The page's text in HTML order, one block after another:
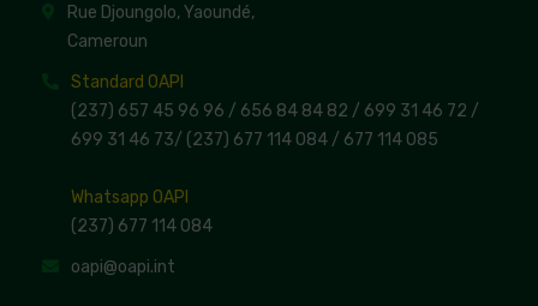
Rue Djoungolo, Yaoundé,
Cameroun
Standard OAPI
(237) 657 45 96 96 / 656 84 84 82 / 699 31 46 72 /
699 31 46 73/ (237) 677 114 084 / 677 114 085
Whatsapp OAPI
(237) 677 114 084
oapi@oapi.int